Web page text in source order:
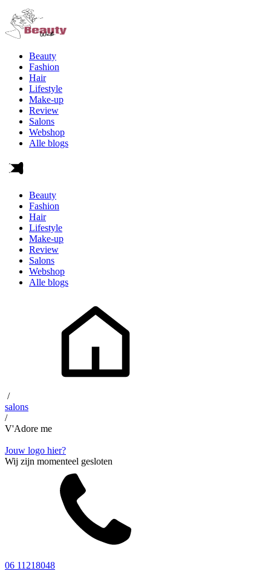
Beauty
Fashion
Hair
Lifestyle
Make-up
Review
Salons
Webshop
Alle blogs
Beauty
Fashion
Hair
Lifestyle
Make-up
Review
Salons
Webshop
Alle blogs
/
salons
/
V'Adore me
Jouw logo hier?
Wij zijn momenteel gesloten
06 11218048